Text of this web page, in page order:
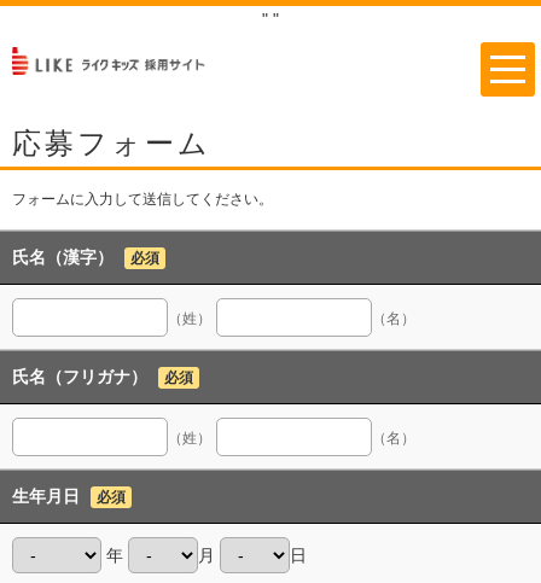
" "
応募フォーム
フォームに入力して送信してください。
氏名（漢字） 必須
（姓） （名）
氏名（フリガナ） 必須
（姓） （名）
生年月日 必須
年 月 日